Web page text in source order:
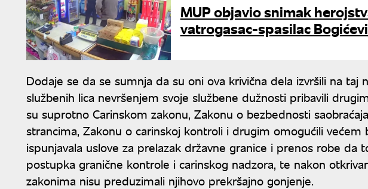
MUP objavio snimak
vatrogasac-spasilac
Dodaje se da se sumnja da su oni ova krivična dela izvršili na taj
službenih lica nevršenjem svoje službene dužnosti pribavili
su suprotno Carinskom zakonu, Zakonu o bezbednosti
strancima, Zakonu o carinskoj kontroli i drugim omogućili većem
ispunjavala uslove za prelazak državne granice i prenos robe da
postupka granične kontrole i carinskog nadzora, te nakon
zakonima nisu preduzimali njihovo prekršajno gonjenje.